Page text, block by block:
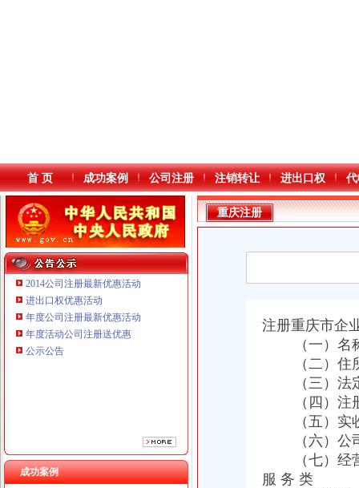
本站导航
首 页 成功案例 公司注册 注销转让 进出口权
2014公司注册最新优惠活动
进出口权优惠活动
年度公司注册最新优惠活动
年度活动公司注册送优惠
公示公告
成功案例
重庆鸽牌电线电缆有限公司 渝北10010万 (进出口权)
重庆科发表面处理有限责任公司 渝北800万 （进出口权）
重庆傲志众达投资咨询有限责任公司 渝九1000万 （增资）
重庆海谛升进出口贸易有限公司 渝北100万 （进出口权）
重庆奕欣锦诚商贸有限公司 渝九50万 （工商注册）
重庆信同广告有限公司 渝沙50万 （工商注册）
重庆注册
注册重庆市企
（一）名称
（二）住所
（三）法定
（四）注册
（五）实
（六）公司
（七）经
服 务 类